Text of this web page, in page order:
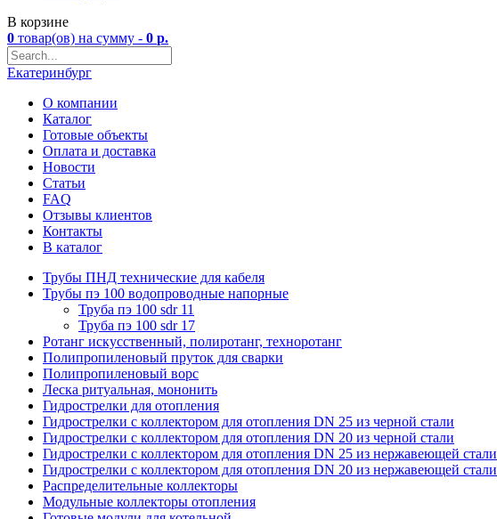
В корзине
0 товар(ов) на сумму - 0 р.
Екатеринбург
О компании
Каталог
Готовые объекты
Оплата и доставка
Новости
Статьи
FAQ
Отзывы клиентов
Контакты
В каталог
Трубы ПНД технические для кабеля
Трубы пэ 100 водопроводные напорные
Труба пэ 100 sdr 11
Труба пэ 100 sdr 17
Ротанг искусственный, полиротанг, техноротанг
Полипропиленовый пруток для сварки
Полипропиленовый ворс
Леска ритуальная, мононить
Гидрострелки для отопления
Гидрострелки с коллектором для отопления DN 25 из черной стали
Гидрострелки с коллектором для отопления DN 20 из черной стали
Гидрострелки с коллектором для отопления DN 25 из нержавеющей стали
Гидрострелки с коллектором для отопления DN 20 из нержавеющей стали
Распределительные коллекторы
Модульные коллекторы отопления